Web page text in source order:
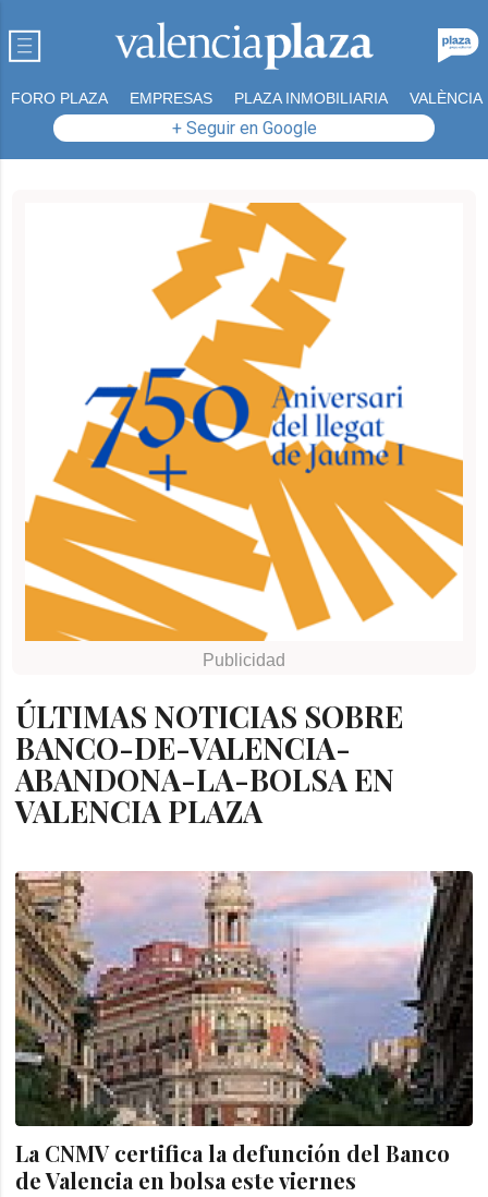
FORO PLAZA EMPRESAS PLAZA INMOBILIARIA VALÈNCIA
+ Seguir en Google
ÚLTIMAS NOTICIAS SOBRE
BANCO-DE-VALENCIA-
ABANDONA-LA-BOLSA EN
VALENCIA PLAZA
La CNMV certifica la defunción del Banco
de Valencia en bolsa este viernes